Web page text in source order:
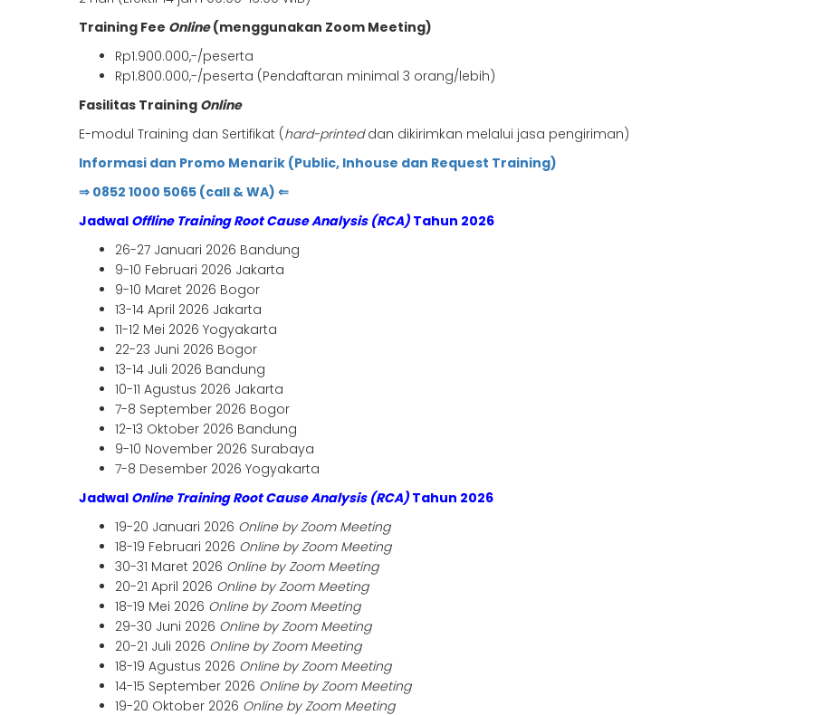
Training Fee Online(menggunakan Zoom Meeting)
Rp1.900.000,-/peserta
Rp1.800.000,-/peserta (Pendaftaran minimal 3 orang/lebih)
Fasilitas Training Online
E-modul Training dan Sertifikat (hard-printeddan dikirimkan melalui jasa pengiriman)
Informasi dan Promo Menarik (Public, Inhouse dan Request Training)
⇒ 0852 1000 5065 (call & WA) ⇐
Jadwal Offline Training Root Cause Analysis (RCA) Tahun 2026
26-27 Januari 2026 Bandung
9-10 Februari 2026 Jakarta
9-10 Maret 2026 Bogor
13-14 April 2026 Jakarta
11-12 Mei 2026 Yogyakarta
22-23 Juni 2026 Bogor
13-14 Juli 2026 Bandung
10-11 Agustus 2026 Jakarta
7-8 September 2026 Bogor
12-13 Oktober 2026 Bandung
9-10 November 2026 Surabaya
7-8 Desember 2026 Yogyakarta
Jadwal Online Training Root Cause Analysis (RCA) Tahun 2026
19-20 Januari 2026 Online by Zoom Meeting
18-19 Februari 2026 Online by Zoom Meeting
30-31 Maret 2026 Online by Zoom Meeting
20-21 April 2026 Online by Zoom Meeting
18-19 Mei 2026 Online by Zoom Meeting
29-30 Juni 2026 Online by Zoom Meeting
20-21 Juli 2026 Online by Zoom Meeting
18-19 Agustus 2026 Online by Zoom Meeting
14-15 September 2026 Online by Zoom Meeting
19-20 Oktober 2026 Online by Zoom Meeting